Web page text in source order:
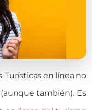
Turísticas en línea no
también). Es